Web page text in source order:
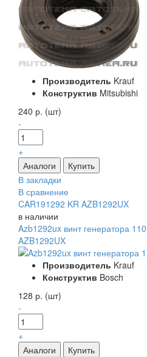
Производитель Krauf
Конструктив Mitsubishi
240 р. (шт)
-
+
В закладки
В сравнение
CAR191292 KR AZB1292UX
в наличии
Azb1292ux винт генератора
AZB1292UX
Производитель Krauf
Конструктив Bosch
128 р. (шт)
-
+